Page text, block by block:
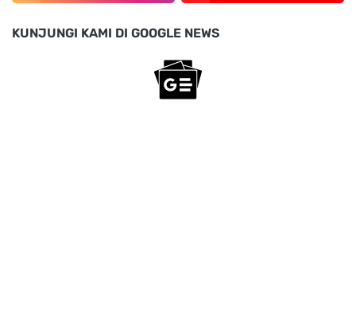
KUNJUNGI KAMI DI GOOGLE NEWS